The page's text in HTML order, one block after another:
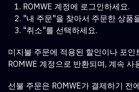
ROMWE 계정에 로그인하세요.
"내 주문"을 찾아서 주문한 상품
"취소"를 선택하세요.
미지불 주문에 적용된 할인이나 포인
ROMWE 계정으로 반환되며, 계속 사
선불 주문은 ROMWE가 결제하기 전